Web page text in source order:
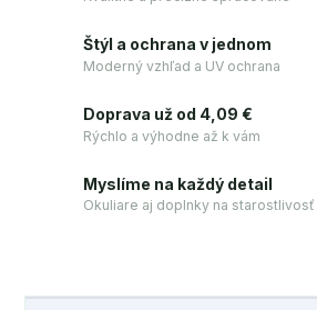
Štýl a ochrana v jednom
Moderný vzhľad a UV ochrana
Doprava už od 4,09 €
Rýchlo a výhodne až k vám
Myslíme na každý detail
Okuliare aj doplnky na starostlivosť